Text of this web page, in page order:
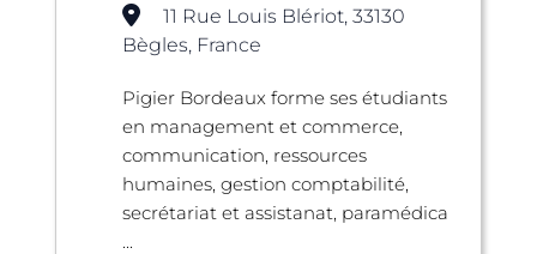
11 Rue Louis Blériot, 33130
Bègles, France
Pigier Bordeaux forme ses étudiants
en management et commerce,
communication, ressources
humaines, gestion comptabilité,
secrétariat et assistanat, paramédica
...